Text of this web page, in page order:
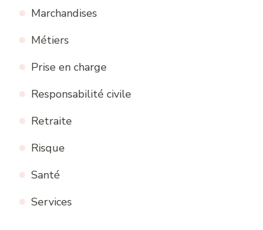
Marchandises
Métiers
Prise en charge
Responsabilité civile
Retraite
Risque
Santé
Services